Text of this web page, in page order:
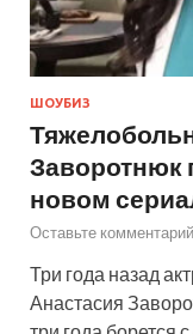
ШОУБИЗ
Заворотнюк
новом
Оставьте комментарий
Три года назад
Анастасия